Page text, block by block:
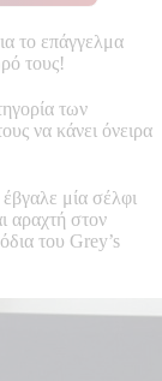
το επάγγελμα
τους!
των
να κάνει όνειρα
μία σέλφι
αραχτή στον
του Grey’s